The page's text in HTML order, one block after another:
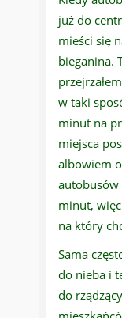
już do
mieści się
bieganina.
w taki
minut na
miejsca
albowiem
autobusów
minut,
na który
Sama
do nieba i
do